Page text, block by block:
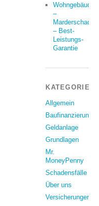
Wohngebäude
–
Marderschaden
– Best-
Leistungs-
Garantie
KATEGORIEN
Allgemein
Baufinanzierung
Geldanlage
Grundlagen
Mr.
MoneyPenny
Schadensfälle
Über uns
Versicherungen